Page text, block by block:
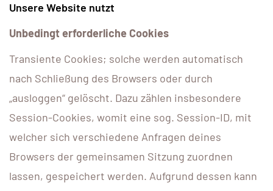
Unsere Website nutzt
Unbedingt erforderliche Cookies
Transiente Cookies; solche werden automatisch
nach Schließung des Browsers oder durch
„ausloggen“ gelöscht. Dazu zählen insbesondere
Session-Cookies, womit eine sog. Session-ID, mit
welcher sich verschiedene Anfragen deines
Browsers der gemeinsamen Sitzung zuordnen
lassen, gespeichert werden. Aufgrund dessen kann